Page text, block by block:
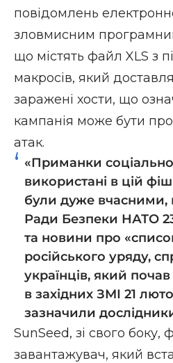
повідомлень
зловмисним
що містять файл XLS з
макросів, який
заражені хости, що
кампанія може бути
атак.
«Приманки
використані в цій
були дуже вчасними,
Ради Безпеки НАТО
та новини про
російського уряду,
українців, який
в західних ЗМІ 21
зазначили
SunSeed, зі свого боку,
завантажувач, який